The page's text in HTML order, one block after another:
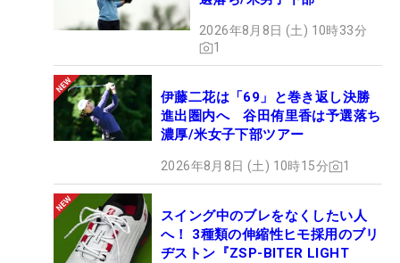
2026年8月8日 (土) 10時33分
1
伊藤二花は「69」と巻き返し決勝
進出圏内へ 谷田侑里香は予選落ち
濃厚/米女子下部ツアー
2026年8月8日 (土) 10時15分 1
スイング中のブレをなくしたい人
へ！ 3種類の伸縮性ヒモ採用のブリ
ヂストン『ZSP-BITER LIGHT